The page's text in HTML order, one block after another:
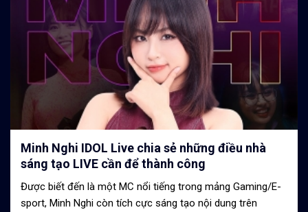
Minh Nghi IDOL Live chia sẻ những điều nhà
sáng tạo LIVE cần để thành công
Được biết đến là một MC nổi tiếng trong mảng Gaming/E-
sport, Minh Nghi còn tích cực sáng tạo nội dung trên